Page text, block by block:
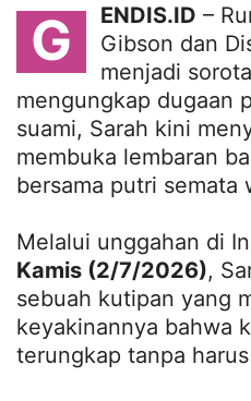
G ENDIS.ID –
Gibson dan
menjadi
mengungkap dugaan
suami, Sarah kini
membuka lembaran
bersama putri semata
Melalui unggahan di
Kamis (2/7/2026),
sebuah kutipan yang
keyakinannya bahwa
terungkap tanpa